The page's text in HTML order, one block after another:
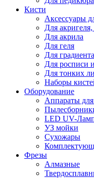
Кисти
Аксессуары
Для
Для акрила
Для геля
Для градиента
Для росписи
Для тонких
Наборы
Оборудование
Аппараты
LED UV-
УЗ мойки
Сухожары
Фрезы
Алмазные